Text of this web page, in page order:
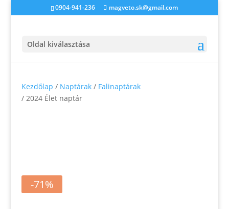
0904-941-236 magveto.sk@gmail.com
Oldal kiválasztása
Kezdőlap / Naptárak / Falinaptárak
/ 2024 Élet naptár
-71%